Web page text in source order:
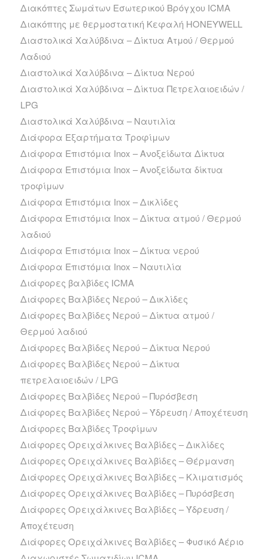
Διακόπτες Σωμάτων Εσωτερικού Βρόγχου ICMA
Διακόπτης με θερμοστατική Κεφαλή HONEYWELL
Διαστολικά Χαλύβδινα – Δίκτυα Ατμού / Θερμού
Λαδιού
Διαστολικά Χαλύβδινα – Δίκτυα Νερού
Διαστολικά Χαλύβδινα – Δίκτυα Πετρελαιοειδών /
LPG
Διαστολικά Χαλύβδινα – Ναυτιλία
Διάφορα Εξαρτήματα Τροφίμων
Διάφορα Επιστόμια Inox – Ανοξείδωτα Δίκτυα
Διάφορα Επιστόμια Inox – Ανοξείδωτα δίκτυα
τροφίμων
Διάφορα Επιστόμια Inox – Δικλίδες
Διάφορα Επιστόμια Inox – Δίκτυα ατμού / Θερμού
λαδιού
Διάφορα Επιστόμια Inox – Δίκτυα νερού
Διάφορα Επιστόμια Inox – Ναυτιλία
Διάφορες βαλβίδες ICMA
Διάφορες Βαλβίδες Νερού – Δικλίδες
Διάφορες Βαλβίδες Νερού – Δίκτυα ατμού /
Θερμού λαδιού
Διάφορες Βαλβίδες Νερού – Δίκτυα Νερού
Διάφορες Βαλβίδες Νερού – Δίκτυα
πετρελαιοειδών / LPG
Διάφορες Βαλβίδες Νερού – Πυρόσβεση
Διάφορες Βαλβίδες Νερού – Ύδρευση / Αποχέτευση
Διάφορες Βαλβίδες Τροφίμων
Διάφορες Ορειχάλκινες Βαλβίδες – Δικλίδες
Διάφορες Ορειχάλκινες Βαλβίδες – Θέρμανση
Διάφορες Ορειχάλκινες Βαλβίδες – Κλιματισμός
Διάφορες Ορειχάλκινες Βαλβίδες – Πυρόσβεση
Διάφορες Ορειχάλκινες Βαλβίδες – Ύδρευση /
Αποχέτευση
Διάφορες Ορειχάλκινες Βαλβίδες – Φυσικό Αέριο